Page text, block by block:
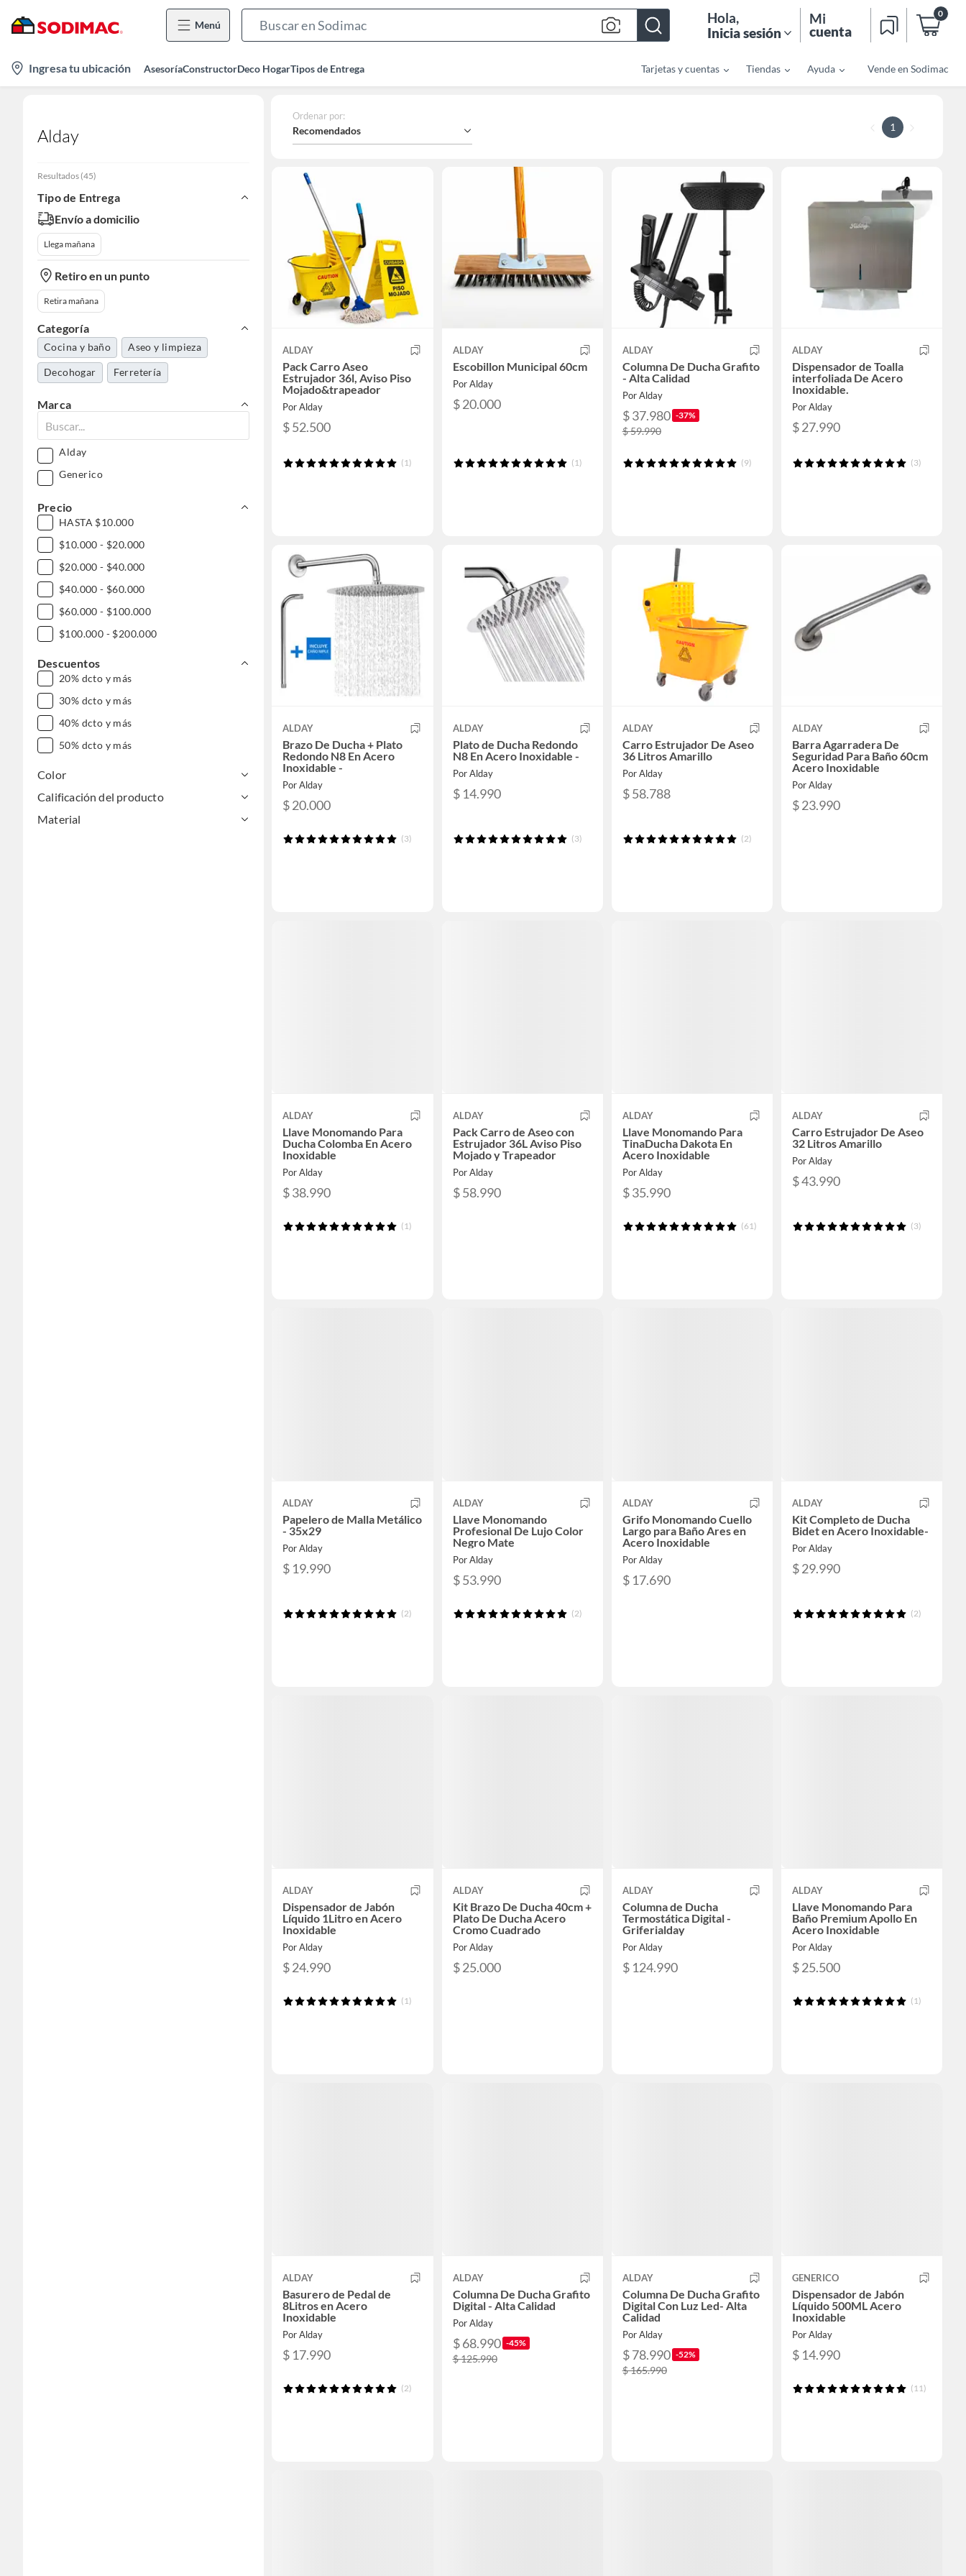
Menú
Bar
Hola,
Inicia sesión
Mi
cuenta
0
location-
icon
Ingresa tu ubicación AsesoríaConstructorDeco HogarTipos de Entrega Tarjetas y cuentas Tiendas Ayuda Vende en Sodimac
Alday
Resultados (45)
Tipo de Entrega
Envío a domicilio
Llega mañana
Retiro en un punto
Retira mañana
Categoría
Cocina y baño Aseo y limpieza
Decohogar Ferretería
Marca
Alday
Generico
Precio
HASTA $10.000
$10.000 - $20.000
$20.000 - $40.000
$40.000 - $60.000
$60.000 - $100.000
$100.000 - $200.000
Descuentos
20% dcto y más
30% dcto y más
40% dcto y más
50% dcto y más
Color
Calificación del producto
Material
Ordenar por:
Recomendados 1
ALDAY
Pack Carro Aseo
Estrujador 36l, Aviso Piso
Mojado&trapeador
Por Alday
$ 52.500
(1)
ALDAY
Escobillon Municipal 60cm
Por Alday
$ 20.000
(1)
ALDAY
Columna De Ducha Grafito
- Alta Calidad
Por Alday
$ 37.980 -37%
$ 59.990
(9)
ALDAY
Dispensador de Toalla
interfoliada De Acero
Inoxidable.
Por Alday
$ 27.990
(3)
ALDAY
Brazo De Ducha + Plato
Redondo N8 En Acero
Inoxidable -
Por Alday
$ 20.000
(3)
ALDAY
Plato de Ducha Redondo
N8 En Acero Inoxidable -
Por Alday
$ 14.990
(3)
ALDAY
Carro Estrujador De Aseo
36 Litros Amarillo
Por Alday
$ 58.788
(2)
ALDAY
Barra Agarradera De
Seguridad Para Baño 60cm
Acero Inoxidable
Por Alday
$ 23.990
ALDAY
Llave Monomando Para
Ducha Colomba En Acero
Inoxidable
Por Alday
$ 38.990
(1)
ALDAY
Pack Carro de Aseo con
Estrujador 36L Aviso Piso
Mojado y Trapeador
Por Alday
$ 58.990
ALDAY
Llave Monomando Para
TinaDucha Dakota En
Acero Inoxidable
Por Alday
$ 35.990
(61)
ALDAY
Carro Estrujador De Aseo
32 Litros Amarillo
Por Alday
$ 43.990
(3)
ALDAY
Papelero de Malla Metálico
- 35x29
Por Alday
$ 19.990
(2)
ALDAY
Llave Monomando
Profesional De Lujo Color
Negro Mate
Por Alday
$ 53.990
(2)
ALDAY
Grifo Monomando Cuello
Largo para Baño Ares en
Acero Inoxidable
Por Alday
$ 17.690
ALDAY
Kit Completo de Ducha
Bidet en Acero Inoxidable-
Por Alday
$ 29.990
(2)
ALDAY
Dispensador de Jabón
Líquido 1Litro en Acero
Inoxidable
Por Alday
$ 24.990
(1)
ALDAY
Kit Brazo De Ducha 40cm +
Plato De Ducha Acero
Cromo Cuadrado
Por Alday
$ 25.000
ALDAY
Columna de Ducha
Termostática Digital -
Griferialday
Por Alday
$ 124.990
ALDAY
Llave Monomando Para
Baño Premium Apollo En
Acero Inoxidable
Por Alday
$ 25.500
(1)
ALDAY
Basurero de Pedal de
8Litros en Acero
Inoxidable
Por Alday
$ 17.990
(2)
ALDAY
Columna De Ducha Grafito
Digital - Alta Calidad
Por Alday
$ 68.990 -45%
$ 125.990
ALDAY
Columna De Ducha Grafito
Digital Con Luz Led- Alta
Calidad
Por Alday
$ 78.990 -52%
$ 165.990
GENERICO
Dispensador de Jabón
Líquido 500ML Acero
Inoxidable
Por Alday
$ 14.990
(11)